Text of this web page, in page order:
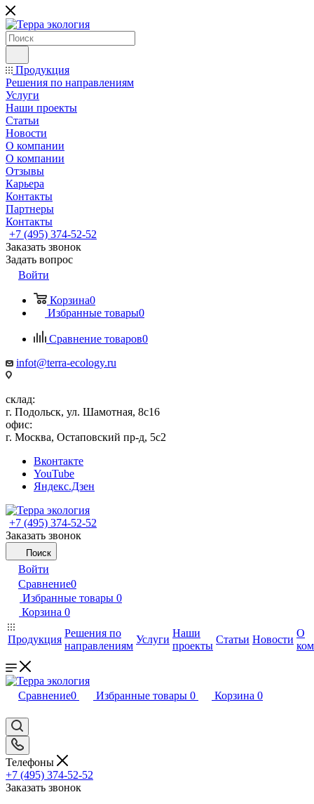
Продукция
Решения по направлениям
Услуги
Наши проекты
Статьи
Новости
О компании
О компании
Отзывы
Карьера
Контакты
Партнеры
Контакты
+7 (495) 374-52-52
Заказать звонок
Задать вопрос
Войти
Корзина0
Избранные товары0
Сравнение товаров0
infot@terra-ecology.ru
склад:
г. Подольск, ул. Шамотная, 8с16
офис:
г. Москва, Остаповский пр-д, 5с2
Вконтакте
YouTube
Яндекс.Дзен
+7 (495) 374-52-52
Заказать звонок
Поиск
Войти
Сравнение0
Избранные товары 0
Корзина 0
Продукция
Решения по
направлениям
Услуги
Наши
проекты
Статьи Новости
О
Сравнение0 Избранные товары 0 Корзина 0
Телефоны
+7 (495) 374-52-52
Заказать звонок